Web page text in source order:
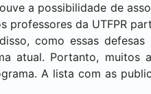
a possibilidade de
professores da UTFPR
como essas
atual. Portanto, muitos
A lista com as